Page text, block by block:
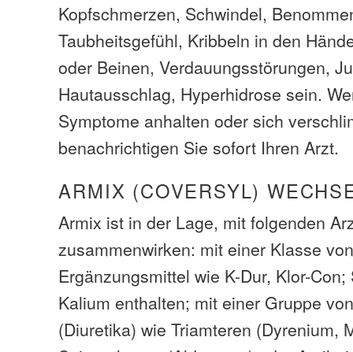
Kopfschmerzen, Schwindel,
Taubheitsgefühl, Kribbeln in den
oder Beinen, Verdauungsstörungen,
Hautausschlag, Hyperhidrose sein.
Symptome anhalten oder sich
benachrichtigen Sie sofort Ihren Arzt.
ARMIX (COVERSYL)
Armix ist in der Lage, mit folgenden
zusammenwirken: mit einer Klasse
Ergänzungsmittel wie K-Dur, Klor-
Kalium enthalten; mit einer Gruppe
(Diuretika) wie Triamteren (Dyrenium,